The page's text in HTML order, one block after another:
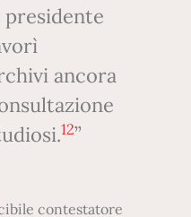
presidente
ancora
12
contestatore